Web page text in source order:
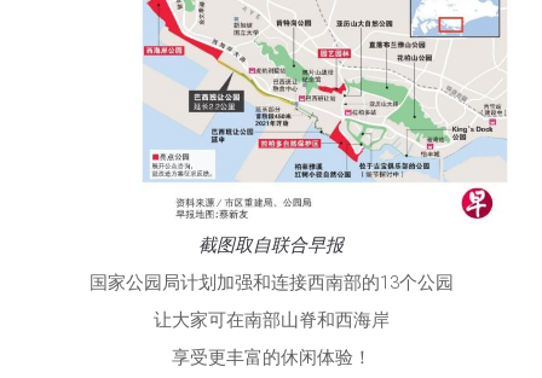
截图取自联合早报
国家公园局计划加强和连接西南部的13个公园
让大家可在南部山脊和西海岸
享受更丰富的休闲体验！